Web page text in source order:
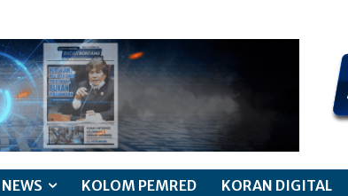
NEWS KOLOM PEMRED KORAN DIGITAL